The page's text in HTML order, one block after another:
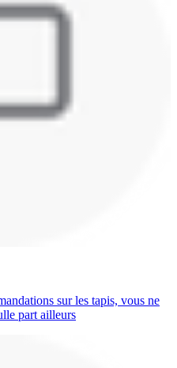
sur les tapis, vous ne
part ailleurs